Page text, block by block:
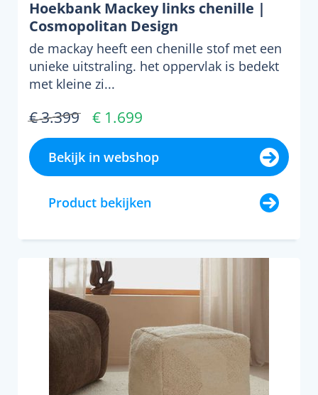
Hoekbank Mackey links chenille |
Cosmopolitan Design
de mackay heeft een chenille stof met een
unieke uitstraling. het oppervlak is bedekt
met kleine zi...
€ 3.399 € 1.699
Bekijk in webshop
Product bekijken